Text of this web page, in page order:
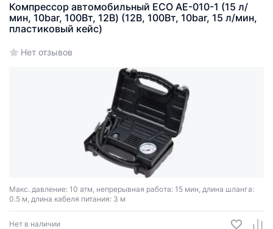
Компрессор автомобильный ECO AE-010-1 (15 л/
мин, 10bar, 100Вт, 12В) (12В, 100Вт, 10bar, 15 л/мин,
пластиковый кейс)
Нет отзывов
Макс. давление: 10 атм, непрерывная работа: 15 мин, длина шланга:
0.5 м, длина кабеля питания: 3 м
Нет в наличии